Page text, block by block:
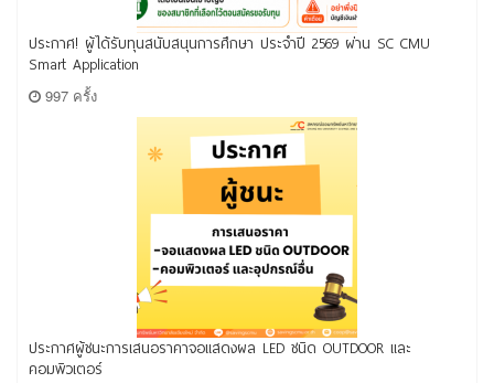
ประกาศ! ผู้ได้รับทุนสนับสนุนการศึกษา ประจำปี 2569 ผ่าน SC CMU
Smart Application
997 ครั้ง
ประกาศผู้ชนะการเสนอราคาจอแสดงผล LED ชนิด OUTDOOR และ
คอมพิวเตอร์